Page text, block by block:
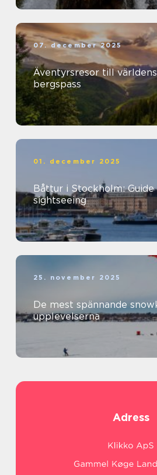
07. december 2025
Äventyrsresor till
bergspass
01. december 2025
Båttur i Stockholm:
sightseeing
25. november 2025
De mest spännande
upplevelserna
Adress